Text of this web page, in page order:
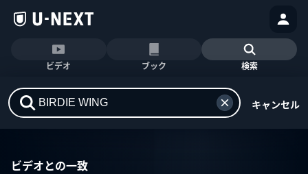
ビデオ ブック 検索
キャンセル
ビデオとの一致